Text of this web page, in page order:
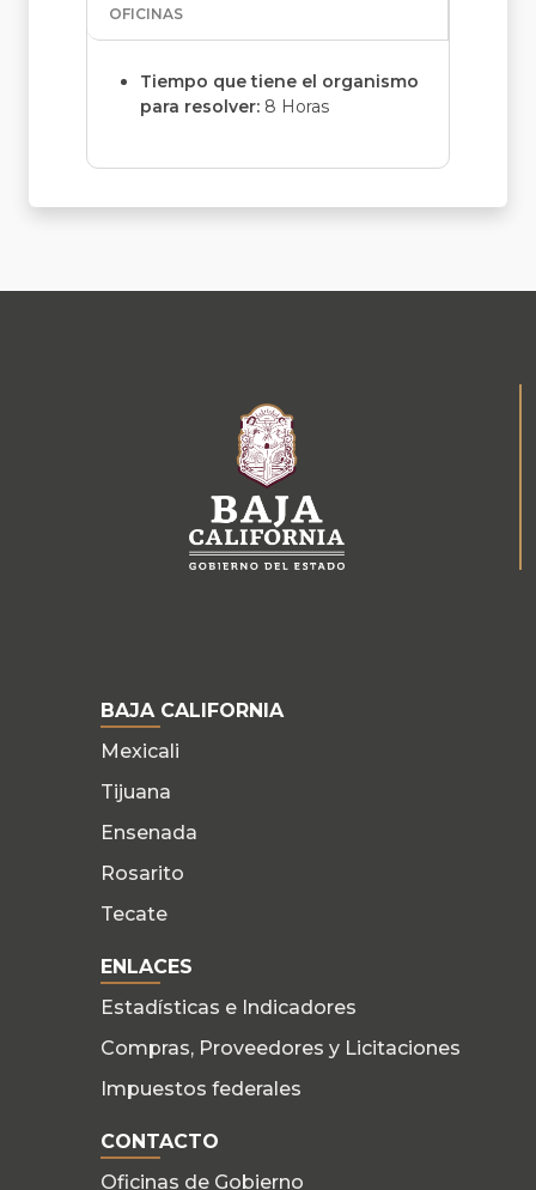
OFICINAS
Tiempo que tiene el organismo
para resolver: 8 Horas
BAJA CALIFORNIA
Mexicali
Tijuana
Ensenada
Rosarito
Tecate
ENLACES
Estadísticas e Indicadores
Compras, Proveedores y Licitaciones
Impuestos federales
CONTACTO
Oficinas de Gobierno